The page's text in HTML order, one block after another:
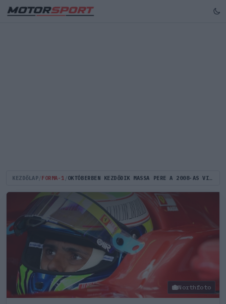
KEZDŐLAP FORMA-1 OKTÓBERBEN KEZDŐDIK MASSA PERE A 2008-AS VILÁGBAJNOKI CÍM MIATT
Northfoto